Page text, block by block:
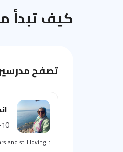
كيف تبدأ
تصفح مدرسين
5-10
and still loving it.